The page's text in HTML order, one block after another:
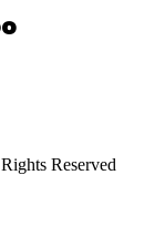
Reserved